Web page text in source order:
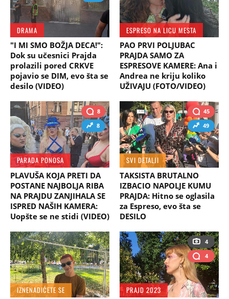
DRAMA
"I MI SMO BOŽJA DECA!":
Dok su učesnici Prajda
prolazili pored CRKVE
pojavio se DIM, evo šta se
desilo (VIDEO)
ESPRESO NA LICU MESTA
PAO PRVI POLJUBAC
PRAJDA SAMO ZA
ESPRESOVE KAMERE: Ana i
Andrea ne kriju koliko
UŽIVAJU (FOTO/VIDEO)
8
8
PARADA PONOSA
PLAVUŠA KOJA PRETI DA
POSTANE NAJBOLJA RIBA
NA PRAJDU ZANJIHALA SE
ISPRED NAŠIH KAMERA:
Uopšte se ne stidi (VIDEO)
45
49
SVI DETALJI
TAKSISTA BRUTALNO
IZBACIO NAPOLJE KUMU
PRAJDA: Hitno se oglasila
za Espreso, evo šta se
DESILO
IZNENADIĆETE SE
4
4
PRAJD 2023